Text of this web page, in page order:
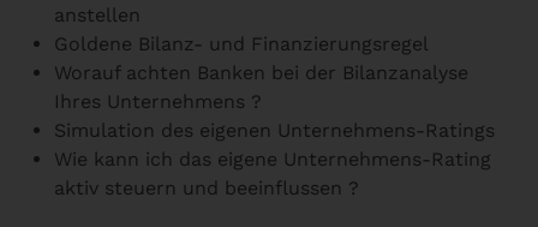
anstellen
Goldene Bilanz- und Finanzierungsregel
Worauf achten Banken bei der Bilanzanalyse
Ihres Unternehmens ?
Simulation des eigenen Unternehmens-Ratings
Wie kann ich das eigene Unternehmens-Rating
aktiv steuern und beeinflussen ?